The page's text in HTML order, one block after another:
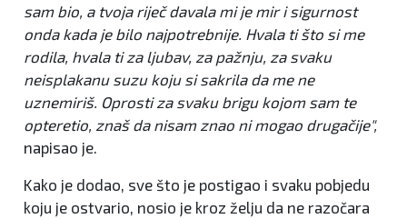
sam bio, a tvoja riječ davala mi je mir i sigurnost
onda kada je bilo najpotrebnije. Hvala ti što si me
rodila, hvala ti za ljubav, za pažnju, za svaku
neisplakanu suzu koju si sakrila da me ne
uznemiriš. Oprosti za svaku brigu kojom sam te
opteretio, znaš da nisam znao ni mogao drugačije",
napisao je.
Kako je dodao, sve što je postigao i svaku pobjedu
koju je ostvario, nosio je kroz želju da ne razočara